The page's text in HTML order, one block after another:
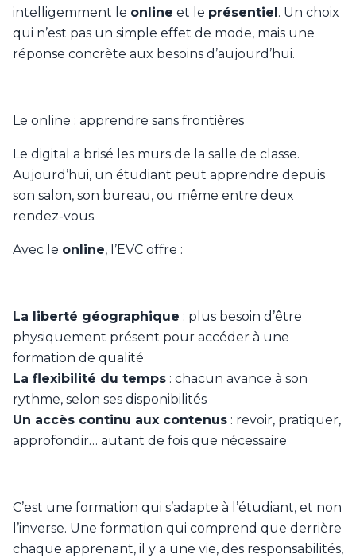
intelligemment le online et le présentiel. Un choix
qui n’est pas un simple effet de mode, mais une
réponse concrète aux besoins d’aujourd’hui.
Le online : apprendre sans frontières
Le digital a brisé les murs de la salle de classe.
Aujourd’hui, un étudiant peut apprendre depuis
son salon, son bureau, ou même entre deux
rendez-vous.
Avec le online, l’EVC offre :
La liberté géographique : plus besoin d’être
physiquement présent pour accéder à une
formation de qualité
La flexibilité du temps : chacun avance à son
rythme, selon ses disponibilités
Un accès continu aux contenus : revoir, pratiquer,
approfondir… autant de fois que nécessaire
C’est une formation qui s’adapte à l’étudiant, et non
l’inverse. Une formation qui comprend que derrière
chaque apprenant, il y a une vie, des responsabilités,